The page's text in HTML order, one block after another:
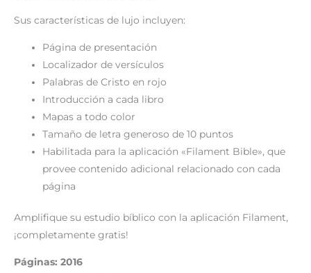
Sus características de lujo incluyen:
Página de presentación
Localizador de versículos
Palabras de Cristo en rojo
Introducción a cada libro
Mapas a todo color
Tamaño de letra generoso de 10 puntos
Habilitada para la aplicación «Filament Bible», que
provee contenido adicional relacionado con cada
página
Amplifique su estudio bíblico con la aplicación Filament,
¡completamente gratis!
Páginas: 2016